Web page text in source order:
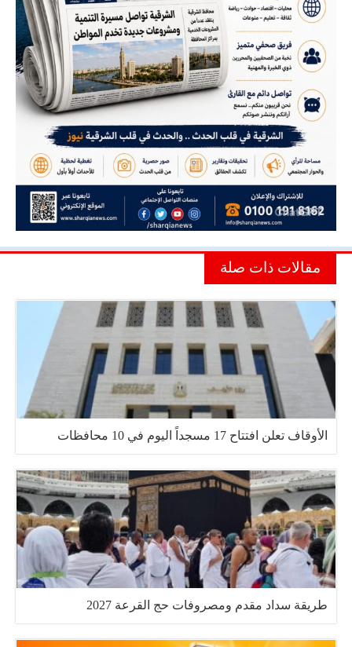
مقالات ذات صلة
الأوقاف تعلن افتتاح 17 مسجداً اليوم في 10 محافظات
طريقة سداد مقدم ومصروفات حج القرعة 2027